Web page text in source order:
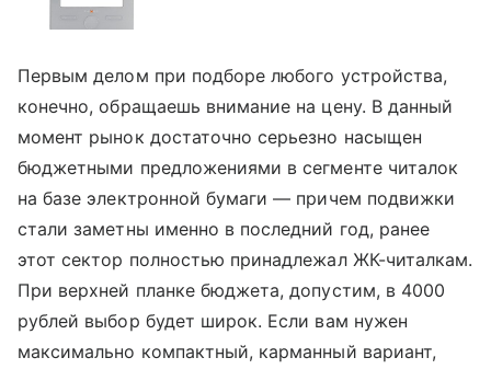
Первым делом при подборе любого устройства,
конечно, обращаешь внимание на цену. В данный
момент рынок достаточно серьезно насыщен
бюджетными предложениями в сегменте читалок
на базе электронной бумаги — причем подвижки
стали заметны именно в последний год, ранее
этот сектор полностью принадлежал ЖК-читалкам.
При верхней планке бюджета, допустим, в 4000
рублей выбор будет широк. Если вам нужен
максимально компактный, карманный вариант,